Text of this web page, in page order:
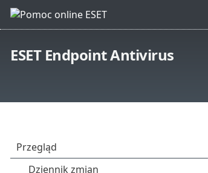
ESET Endpoint Antivirus